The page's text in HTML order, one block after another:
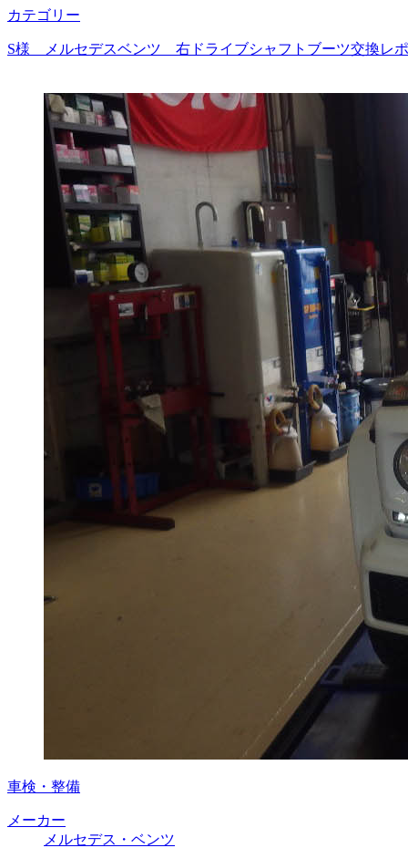
カテゴリー
S様 メルセデスベンツ 右ドライブシャフトブーツ交換レ
車検・整備
メーカー
メルセデス・ベンツ